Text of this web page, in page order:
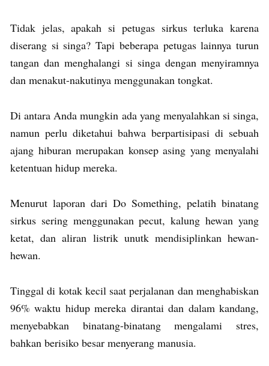
Tidak jelas, apakah si petugas sirkus terluka karena
diserang si singa? Tapi beberapa petugas lainnya turun
tangan dan menghalangi si singa dengan menyiramnya
dan menakut-nakutinya menggunakan tongkat.
Di antara Anda mungkin ada yang menyalahkan si singa,
namun perlu diketahui bahwa berpartisipasi di sebuah
ajang hiburan merupakan konsep asing yang menyalahi
ketentuan hidup mereka.
Menurut laporan dari Do Something, pelatih binatang
sirkus sering menggunakan pecut, kalung hewan yang
ketat, dan aliran listrik unutk mendisiplinkan hewan-
hewan.
Tinggal di kotak kecil saat perjalanan dan menghabiskan
96% waktu hidup mereka dirantai dan dalam kandang,
menyebabkan binatang-binatang mengalami stres,
bahkan berisiko besar menyerang manusia.